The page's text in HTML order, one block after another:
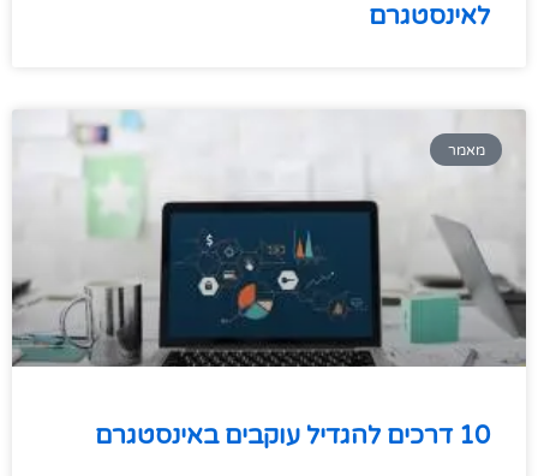
לאינסטגרם
מאמר
10 דרכים להגדיל עוקבים באינסטגרם